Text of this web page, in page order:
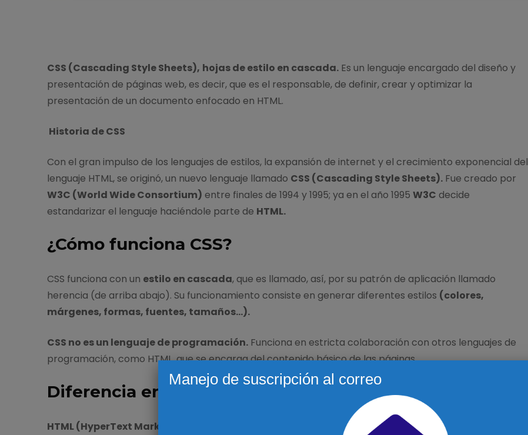
CSS (Cascading Style Sheets), hojas de estilo en cascada.Es un lenguaje encargado del diseño y
presentación de páginas web, es decir, que es el responsable, de definir, crear y optimizar la
presentación de un documento enfocado en HTML.
Historia de CSS
Con el gran impulso de los lenguajes de estilos, la expansión de internet y el crecimiento exponencial del
lenguaje HTML, se originó, un nuevo lenguaje llamado CSS (Cascading Style Sheets).Fue creado por
W3C (World Wide Consortium) entre finales de 1994 y 1995; ya en el año 1995 W3C decide
estandarizar el lenguaje haciéndole parte de HTML.
¿Cómo funciona CSS?
CSS funciona con un estilo en cascada, que es llamado, así, por su patrón de aplicación llamado
herencia (de arriba abajo). Su funcionamiento consiste en generar diferentes estilos (colores,
márgenes, formas, fuentes, tamaños…).
CSS no es un lenguaje de programación.Funciona en estricta colaboración con otros lenguajes de
programación, como HTML, que se encarga del contenido básico de las páginas.
Diferencia entre HTML Y CSS
HTML (HyperText Markup Language),
es el responsable de la estructura de un sitio web (código que
Manejo de suscripción al correo